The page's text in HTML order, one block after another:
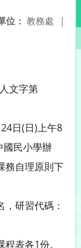
位： 教務處 |
文字第
日(日)上午8
國民小學辦
務自理原則下
研習代碼：
表各1份。